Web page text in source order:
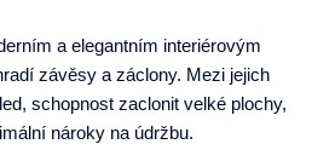
a elegantním interiérovým
závěsy a záclony. Mezi jejich
schopnost zaclonit velké plochy,
nároky na údržbu.